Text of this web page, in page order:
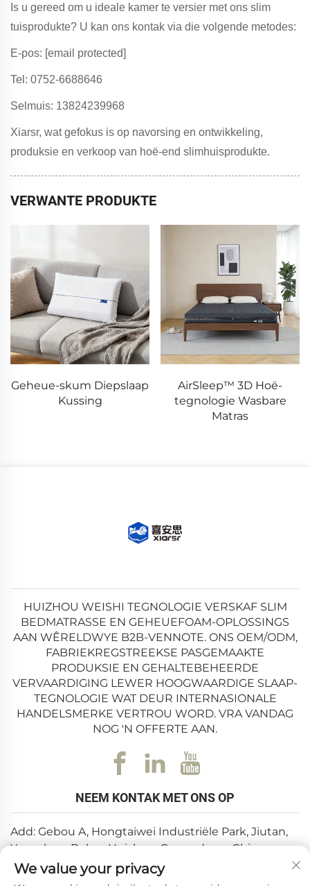
Is u gereed om u ideale kamer te versier met ons slim
tuisprodukte? U kan ons kontak via die volgende metodes:
E-pos: [email protected]
Tel: 0752-6688646
Selmuis: 13824239968
Xiarsr, wat gefokus is op navorsing en ontwikkeling,
produksie en verkoop van hoë-end slimhuisprodukte.
VERWANTE PRODUKTE
Geheue-skum Diepslaap
Kussing
AirSleep™ 3D Hoë-
tegnologie Wasbare
Matras
HUIZHOU WEISHI TEGNOLOGIE VERSKAF SLIM
BEDMATRASSE EN GEHEUEFOAM-OPLOSSINGS
AAN WÊRELDWYE B2B-VENNOTE. ONS OEM/ODM,
FABRIEKREGSTREEKSE PASGEMAAKTE
PRODUKSIE EN GEHALTEBEHEERDE
VERVAARDIGING LEWER HOOGWAARDIGE SLAAP-
TEGNOLOGIE WAT DEUR INTERNASIONALE
HANDELSMERKE VERTROU WORD. VRA VANDAG
NOG 'N OFFERTE AAN.
NEEM KONTAK MET ONS OP
Add: Gebou A, Hongtaiwei Industriële Park, Jiutan,
Yuanzhou, Boluo, Huizhou, Guangdong, China
E-pos:[email protected]
We value your privacy